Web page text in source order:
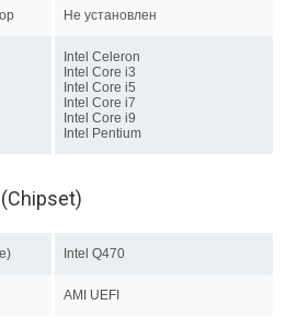
Не установлен
Intel Celeron
Intel Core i3
Intel Core i5
Intel Core i7
Intel Core i9
Intel Pentium
Intel Q470
AMI UEFI